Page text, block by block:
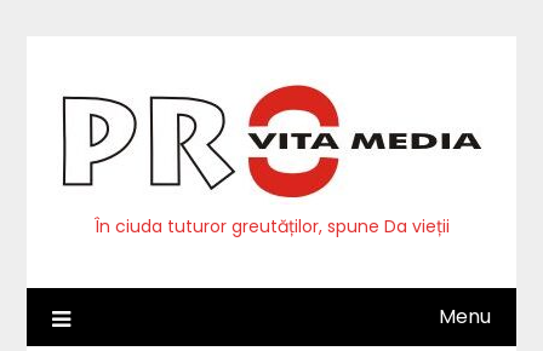
În ciuda tuturor greutăților, spune Da vieții
Menu